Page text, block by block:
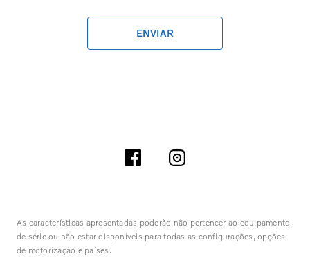
ENVIAR
As características apresentadas poderão não pertencer ao equipamento
de série ou não estar disponíveis para todas as configurações, opções
de motorização e países.